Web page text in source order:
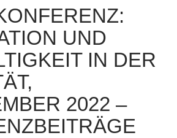
UND
IN DER
2022 –